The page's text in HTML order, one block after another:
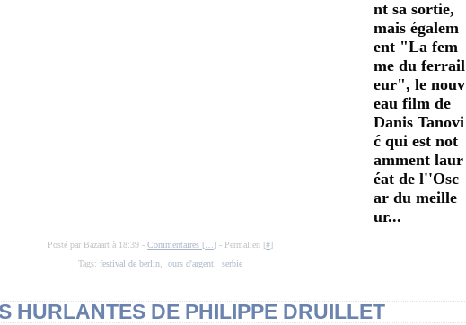
nt sa sortie,
mais égalem
ent "La fem
me du ferrail
eur", le nouv
eau film de
Danis Tanovi
ć qui est not
amment laur
éat de l''Osc
ar du meille
ur...
Posté par Bazaart à 18:39 -Commentaires [ …] - Permalien [#]
Tags: festival de berlin ,ours d'argent ,serbie
HURLANTES DE PHILIPPE DRUILLET